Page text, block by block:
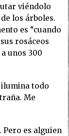
viéndolo
los árboles.
es “cuando
rosáceos
unos 300
ilumina todo
Me
Pero es alguien